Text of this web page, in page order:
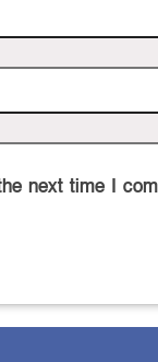
next time I